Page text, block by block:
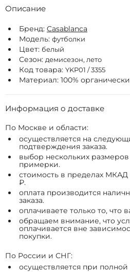
Описание
Бренд: Casablanca
Модель: футболки
Цвет: белый
Сезон: демисезон, лето
Код товара: YKP01 / 3355
Материал: 100%
Информация о доставке
По Москве и области:
осуществляется на
подтверждения заказа.
выбор нескольких
примерки.
стоимость в пределах
₽.
оплата производится
заказа.
оплачиваете только то, что
обращаем внимание, что
оплачивается вне
покупки.
По России и СНГ:
осуществляется при полной